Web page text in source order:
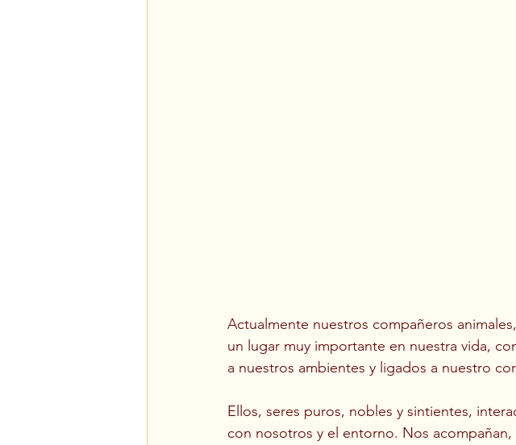
Actualmente nuestros compañeros
un lugar muy importante en nuestra vida,
a nuestros ambientes y ligados a nuestro
Ellos, seres puros, nobles y sintientes,
con nosotros y el entorno. Nos